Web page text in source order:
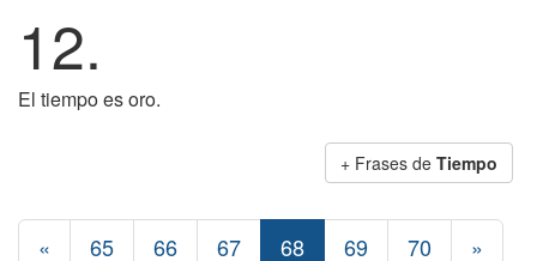
12.
El tiempo es oro.
+ Frases de Tiempo
« 65 66 67 68 69 70 »